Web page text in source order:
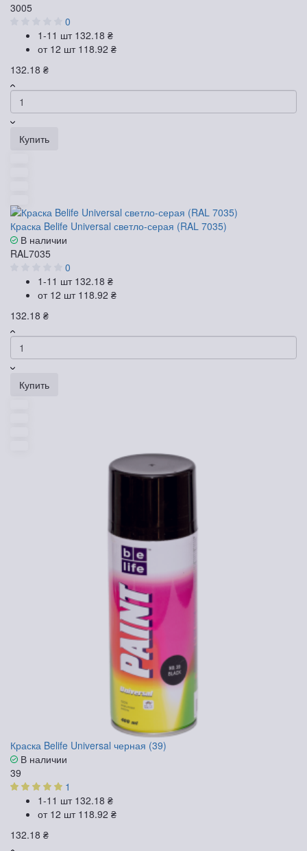
3005
0
1-11 шт 132.18 ₴
от 12 шт 118.92 ₴
132.18 ₴
Купить
Краска Belife Universal светло-серая (RAL 7035)
В наличии
RAL7035
0
1-11 шт 132.18 ₴
от 12 шт 118.92 ₴
132.18 ₴
Купить
Краска Belife Universal черная (39)
В наличии
39
1
1-11 шт 132.18 ₴
от 12 шт 118.92 ₴
132.18 ₴